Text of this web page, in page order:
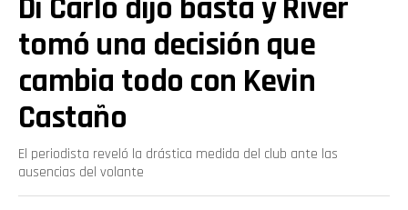
Di Carlo dijo basta y River
tomó una decisión que
cambia todo con Kevin
Castaño
El periodista reveló la drástica medida del club ante las
ausencias del volante
Pinterest
Whatsapp